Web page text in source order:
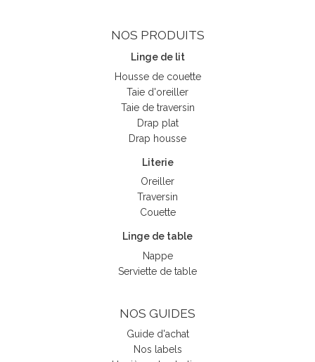
NOS PRODUITS
Linge de lit
Housse de couette
Taie d'oreiller
Taie de traversin
Drap plat
Drap housse
Literie
Oreiller
Traversin
Couette
Linge de table
Nappe
Serviette de table
NOS GUIDES
Guide d'achat
Nos labels